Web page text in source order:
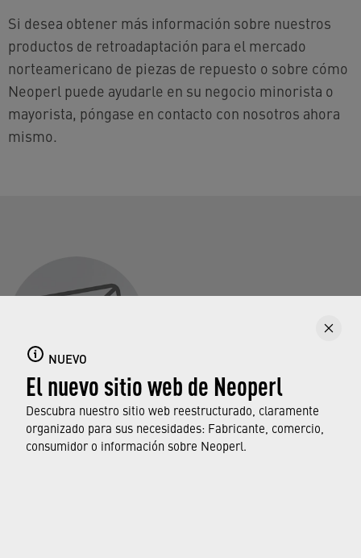
NUEVO
El nuevo sitio web de Neoperl
Descubra nuestro sitio web reestructurado, claramente
organizado para sus necesidades: Fabricante, comercio,
consumidor o información sobre Neoperl.
Si desea obtener más información sobre nuestros
productos de retroadaptación para el mercado
norteamericano de piezas de repuesto o sobre cómo
Neoperl puede ayudarle en su negocio minorista o
mayorista, póngase en contacto con nosotros ahora
mismo.
Servicio de atención al cliente
Customer.Service@neoperl.com